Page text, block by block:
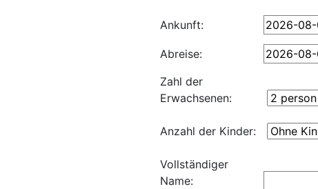
Ankunft:
Abreise:
Zahl der
Erwachsenen:
Anzahl der Kinder:
Vollständiger
Name: